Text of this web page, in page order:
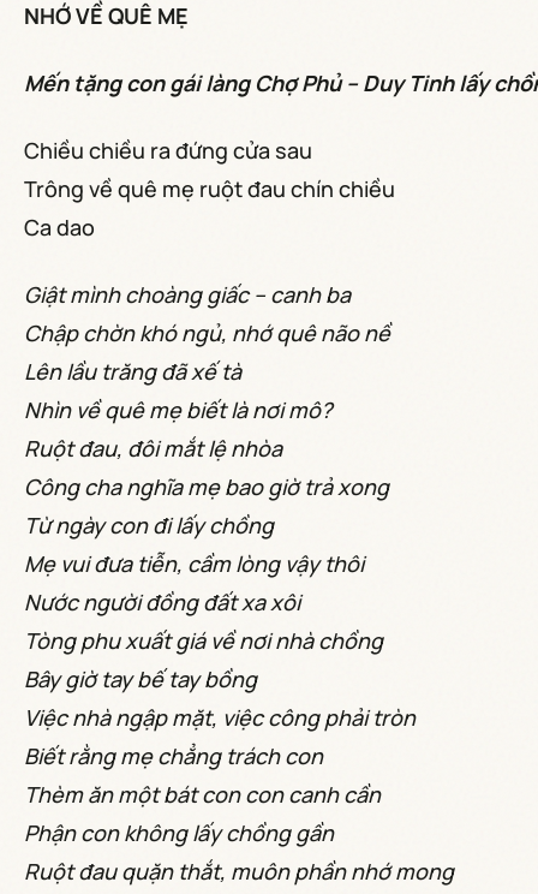
NHỚ VỀ QUÊ MẸ
Mến tặng con gái làng Chợ Phủ – Duy Tinh lấy
Chiều chiều ra đứng cửa sau
Trông về quê mẹ ruột đau chín chiều
Ca dao
Giật mình choàng giấc – canh ba
Chập chờn khó ngủ, nhớ quê não nề
Lên lầu trăng đã xế tà
Nhìn về quê mẹ biết là nơi mô?
Ruột đau, đôi mắt lệ nhòa
Công cha nghĩa mẹ bao giờ trả xong
Từ ngày con đi lấy chồng
Mẹ vui đưa tiễn, cầm lòng vậy thôi
Nước người đồng đất xa xôi
Tòng phu xuất giá về nơi nhà chồng
Bây giờ tay bế tay bồng
Việc nhà ngập mặt, việc công phải tròn
Biết rằng mẹ chẳng trách con
Thèm ăn một bát con con canh cần
Phận con không lấy chồng gần
Ruột đau quặn thắt, muôn phần nhớ mong